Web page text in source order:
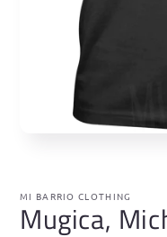
MI BARRIO CLOTHING
Mugica,